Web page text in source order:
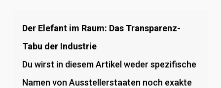
Der Elefant im Raum: Das Transparenz-
Tabu der Industrie
Du wirst in diesem Artikel weder spezifische
Namen von Ausstellerstaaten noch exakte